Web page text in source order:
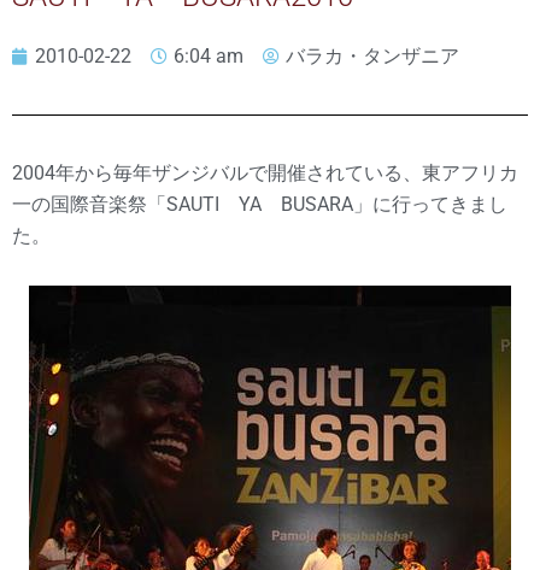
2010-02-22 6:04 am バラカ・タンザニア
2004年から毎年ザンジバルで開催されている、東アフリカ
一の国際音楽祭「SAUTI YA BUSARA」に行ってきまし
た。